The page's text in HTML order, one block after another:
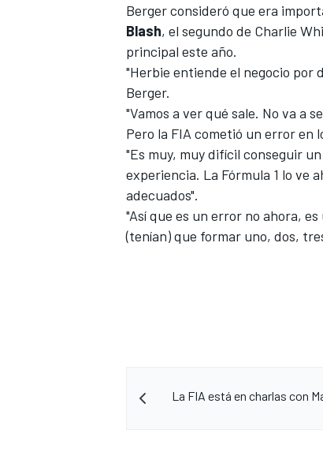
Berger consideró que era
Blash, el segundo de Charlie
principal este año.
"Herbie entiende el negocio por
Berger.
"Vamos a ver qué sale. No va a
Pero la FIA cometió un error en
"Es muy, muy difícil conseguir
experiencia. La Fórmula 1 lo ve
adecuados".
"Así que es un error no ahora,
(tenían) que formar uno, dos,
La FIA está en charlas con